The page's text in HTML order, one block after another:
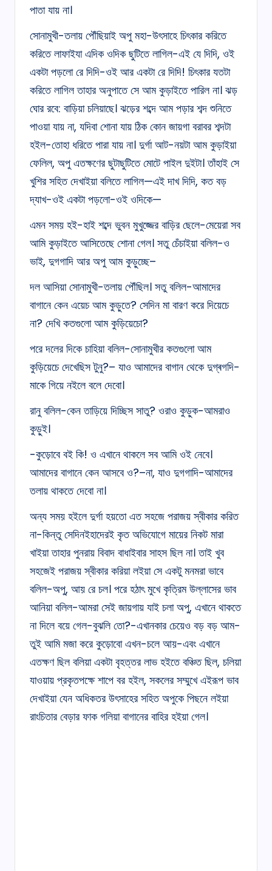
পাতা যায় না।
সোনামুখী-তলায় পৌঁছিয়াই অপু মহা-উৎসাহে চিৎকার করিতে
করিতে লাফাইযা এদিক ওদিক ছুটিতে লাগিল-এই যে দিদি, ওই
একটা পড়লো রে দিদি-ওই আর একটা রে দিদি! চিৎকার যতটা
করিতে লাগিল তাহার অনুপাতে সে আম কুড়াইতে পারিল না। ঝড়
ঘোর রবে: বাড়িয়া চলিয়াছে। ঝড়ের শব্দে আম পড়ার শব্দ শুনিতে
পাওয়া যায় না, যদিবা শোনা যায় ঠিক কোন জায়গা বরাবর শব্দটা
হইল-তোহা ধরিতে পারা যায় না। দুৰ্গা আট-নয়টা আম কুড়াইয়া
ফেলিল, অপু এতক্ষণের ছুটাছুটিতে মোটে পাইল দুইটা। তাঁহাই সে
খুশির সহিত দেখাইয়া বলিতে লাগিল—এই দাখ দিদি, কত বড়
দ্যাখ-ওই একটা পড়লো-ওই ওদিকে—
এমন সময় হই-হাই শব্দে ভুবন মুখুজ্জের বাড়ির ছেলে-মেয়েরা সব
আমি কুড়াইতে আসিতেছে শোনা গেল। সতু চেঁচাইয়া বলিল-ও
ভাই, দুগগাদি আর অপু আম কুড়ুচ্ছে–
দল আসিয়া সোনামুখী-তলায় পৌঁছিল। সতু বলিল-আমাদের
বাগানে কেন এয়েচ আম কুড়ুতে? সেদিন মা বারণ করে দিয়েচে
না? দেখি কতগুলো আম কুড়িয়েচো?
পরে দলের দিকে চাহিয়া বলিল-সোনামুখীর কতগুলো আম
কুড়িয়েচে দেখেছিস টুনু?– যাও আমাদের বাগান থেকে দুগ্ৰগদি-
মাকে গিয়ে নইলে বলে দেবো।
রানু বলিল-কেন তাড়িয়ে দিচ্ছিস সাতু? ওরাও কুড়ুক-আমরাও
কুড়ুই।
-কুড়োবে বই কি! ও এখানে থাকলে সব আমি ওই নেবে।
আমাদের বাগানে কেন আসবে ও?–না, যাও দুগগাদি-আমাদের
তলায় থাকতে দেবো না।
অন্য সময় হইলে দুৰ্গা হয়তো এত সহজে পরাজয় স্বীকার করিত
না-কিন্তু সেদিনইহাদেরই কৃত অভিযোগে মায়ের নিকট মারা
খাইয়া তাহার পুনরায় বিবাদ বাধাইবার সাহস ছিল না। তাই খুব
সহজেই পরাজয় স্বীকার করিয়া লইয়া সে একটু মনমরা ভাবে
বলিল-অপু, আয় রে চল। পরে হঠাৎ মুখে কৃত্রিম উল্লাসের ভাব
আনিয়া বলিল-আমরা সেই জায়গায় যাই চলা অপু, এখানে থাকতে
না দিলে বয়ে গেল-বুঝলি তো?-এখানকার চেয়েও বড় বড় আম-
তুই আমি মজা করে কুড়োবো এখন-চলে আয়-এবং এখানে
এতক্ষণ ছিল বলিয়া একটা বৃহত্তর লাভ হইতে বঞ্চিত ছিল, চলিয়া
যাওয়ায় প্রকৃতপক্ষে শাপে বর হইল, সকলের সম্মুখে এইরূপ ভাব
দেখাইয়া যেন অধিকতর উৎসাহের সহিত অপুকে পিছনে লইয়া
রাংচিতার বেড়ার ফাক গলিয়া বাগানের বাহির হইয়া গেল।